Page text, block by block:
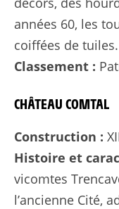
années 60, les
coiffées de tuiles.
Classement :
CHÂTEAU COMTAL
Construction :
Histoire et
vicomtes
l’ancienne Cité,